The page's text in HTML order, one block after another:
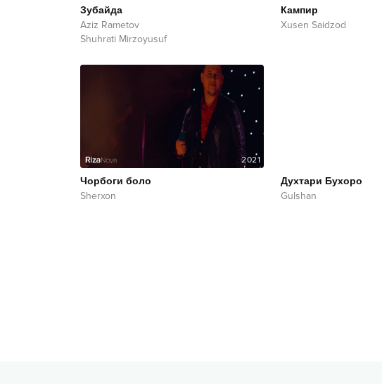
Зубайда
Aziz Rametov
Shuhrati Mirzoyusuf
Кампир
Xusen Saidzod
2021
Чорбоги боло
Sherxon
Духтари Бухоро
Gulshan